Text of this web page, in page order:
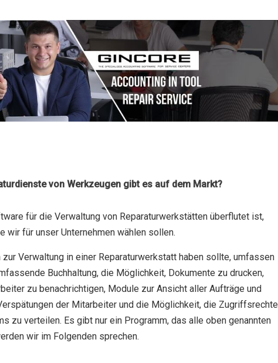
von Werkzeugen gibt es auf dem Markt?
für die Verwaltung von Reparaturwerkstätten überflutet ist,
wir für unser Unternehmen wählen sollen.
Verwaltung in einer Reparaturwerkstatt haben sollte, umfassen
Buchhaltung, die Möglichkeit, Dokumente zu drucken,
zu benachrichtigen, Module zur Ansicht aller Aufträge und
der Mitarbeiter und die Möglichkeit, die Zugriffsrechte
zu verteilen. Es gibt nur ein Programm, das alle oben genannten
wir im Folgenden sprechen.